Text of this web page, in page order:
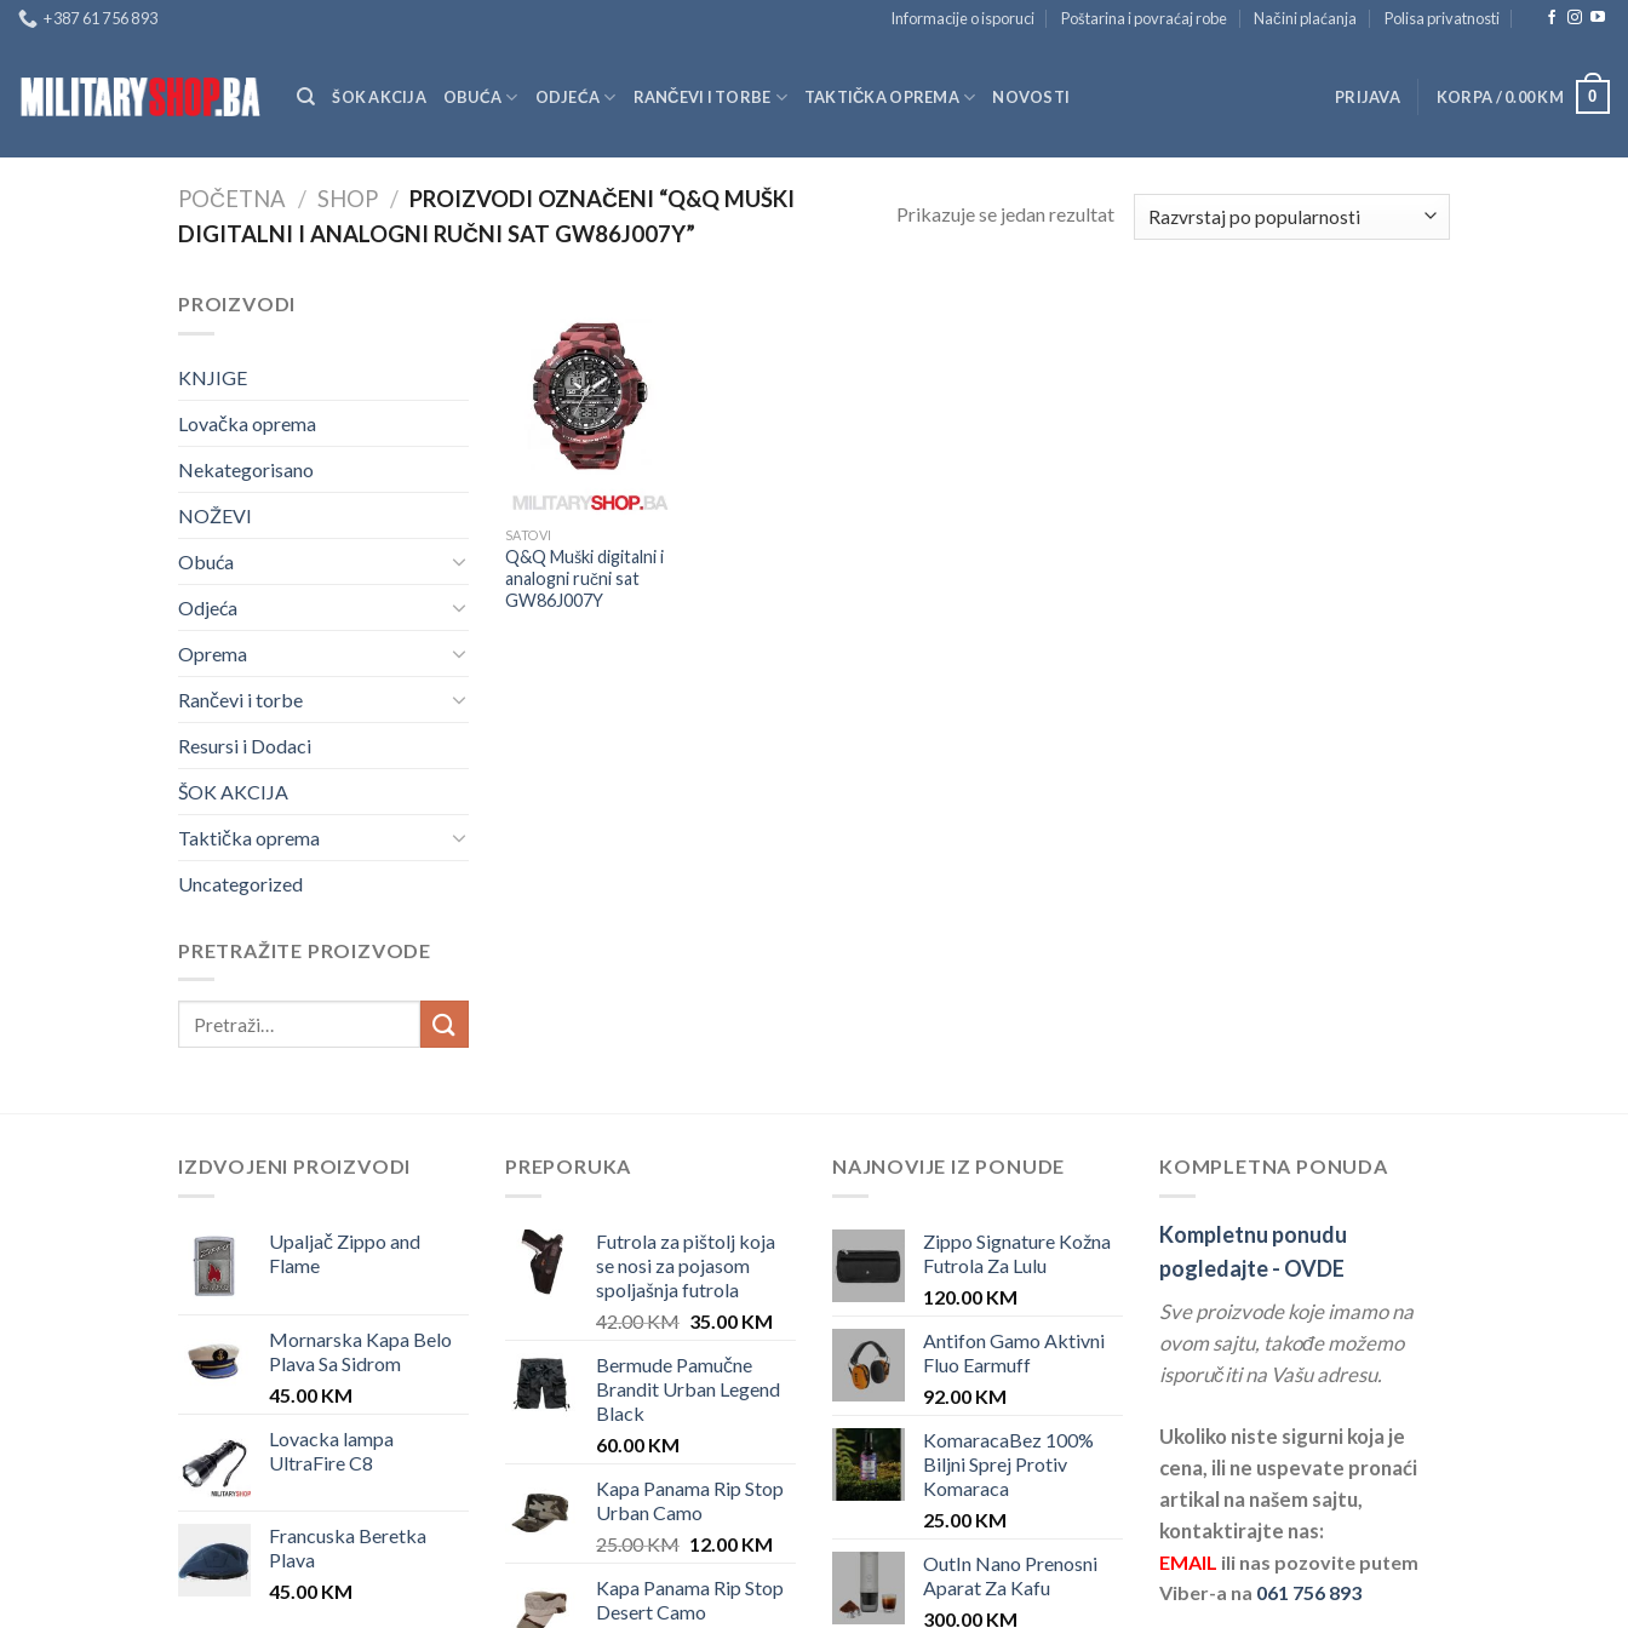
Skip
content
+387 61 756 893 Informacije o isporuci Poštarina i povraćaj robe Načini plaćanja Polisa privatnosti
ŠOK AKCIJA OBUĆA ODJEĆA RANČEVI I TORBE TAKTIČKA OPREMA NOVOSTI PRIJAVA KORPA /0.00KM 0
POČETNA / SHOP / PROIZVODI OZNAČENI “Q&Q MUŠKI
DIGITALNI I ANALOGNI RUČNI SAT GW86J007Y”
Prikazuje se jedan rezultat
PROIZVODI
KNJIGE
Lovačka oprema
Nekategorisano
NOŽEVI
Obuća
Odjeća
Oprema
Rančevi i torbe
Resursi i Dodaci
ŠOK AKCIJA
Taktička oprema
Uncategorized
PRETRAŽITE PROIZVODE
SATOVI
Q&Q Muški digitalni i
analogni ručni sat
GW86J007Y
IZDVOJENI PROIZVODI
Upaljač Zippo and
Flame
Mornarska Kapa Belo
Plava Sa Sidrom
45.00 KM
Lovacka lampa
UltraFire C8
Francuska Beretka
Plava
45.00 KM
PREPORUKA
Futrola za pištolj koja
se nosi za pojasom
spoljašnja futrola
42.00KM Original
was:
42.00 KM.
35.00 KMCurrent
35.00 KM.
Bermude Pamučne
Brandit Urban Legend
Black
60.00 KM
Kapa Panama Rip Stop
Urban Camo
25.00KM Original
was:
25.00 KM.
12.00 KMCurrent
is:
12.00 KM.
Kapa Panama Rip Stop
Desert Camo
NAJNOVIJE IZ PONUDE
Zippo Signature Kožna
Futrola Za Lulu
120.00 KM
Antifon Gamo Aktivni
Fluo Earmuff
92.00 KM
KomaracaBez 100%
Biljni Sprej Protiv
Komaraca
25.00 KM
OutIn Nano Prenosni
Aparat Za Kafu
300.00 KM
KOMPLETNA PONUDA
Kompletnu ponudu
pogledajte - OVDE
Sve proizvode koje imamo na
ovom sajtu, takođe možemo
isporučiti na Vašu adresu.
Ukoliko niste sigurni koja je
cena, ili ne uspevate pronaći
artikal na našem sajtu,
kontaktirajte nas:
EMAIL ili nas pozovite putem
Viber-a na 061 756 893